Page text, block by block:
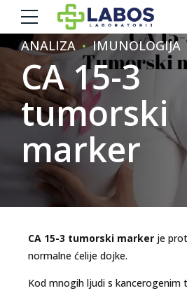
ANALIZA IMUNOLOGIJA
CA 15-3
tumorski
marker
CA 15-3 tumorski marker je
normalne ćelije dojke.
Kod mnogih ljudi s kancerogenim